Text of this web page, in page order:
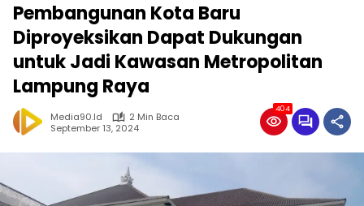
Pembangunan Kota Baru
Diproyeksikan Dapat Dukungan
untuk Jadi Kawasan Metropolitan
Lampung Raya
Media90.id
2 Min Baca
September 13, 2024
404